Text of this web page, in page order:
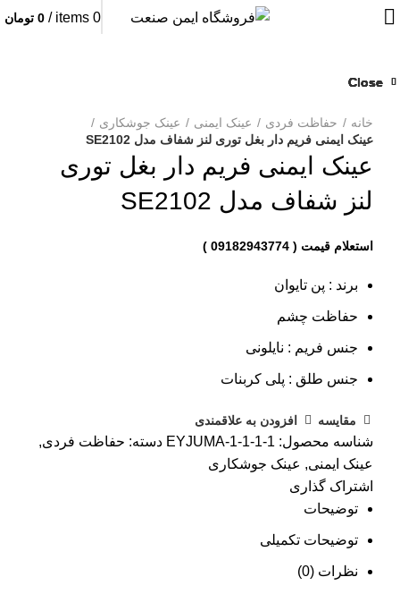
0
items
/
0 تومان
خانه حفاظت فردی عینک ایمنی
عینک جوشکاری
عینک ایمنی فریم دار بغل توری لنز شفاف مدل SE2102
عینک ایمنی فریم دار بغل توری
لنز شفاف مدل SE2102
برند : پن تایوان
حفاظت چشم
جنس فریم : نایلونی
جنس طلق : پلی کربنات
مقایسه افزودن به علاقمندی
شناسه محصول: EYJUMA-1-1-1-1 دسته: حفاظت فردی,
عینک ایمنی, عینک جوشکاری
اشتراک گذاری
توضیحات
توضیحات تکمیلی
نظرات (0)
Close
Close
Close
Close
Close
Close
Close
Close